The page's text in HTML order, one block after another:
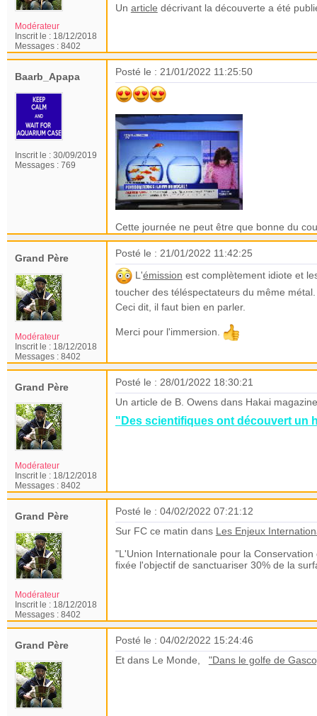
Modérateur
Inscrit le : 18/12/2018
Messages : 8402
Un article décrivant la découverte a été
Baarb_Apapa
Inscrit le : 30/09/2019
Messages : 769
Posté le : 21/01/2022 11:25:50
Cette journée ne peut être que bonne du
Grand Père
Modérateur
Inscrit le : 18/12/2018
Messages : 8402
Posté le : 21/01/2022 11:42:25
L'émission est complètement idiote et
toucher des téléspectateurs du même
Ceci dit, il faut bien en parler.
Merci pour l'immersion.
Grand Père
Modérateur
Inscrit le : 18/12/2018
Messages : 8402
Posté le : 28/01/2022 18:30:21
Un article de B. Owens dans Hakai
"Des scientifiques ont découvert un
Grand Père
Modérateur
Inscrit le : 18/12/2018
Messages : 8402
Posté le : 04/02/2022 07:21:12
Sur FC ce matin dans Les Enjeux
"L'Union Internationale pour la
fixée l'objectif de sanctuariser 30% de la
Grand Père
Posté le : 04/02/2022 15:24:46
Et dans Le Monde, "Dans le golfe de